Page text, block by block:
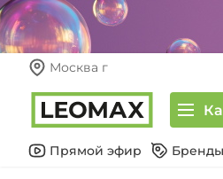
Москва г
Прямой эфир Бренды